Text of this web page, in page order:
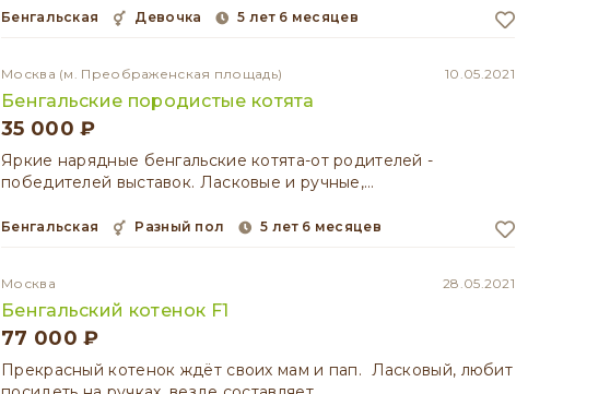
Бенгальская девочка 5 лет 6 месяцев
Москва (м. Преображенская площадь) 10.05.2021
Бенгальские породистые котята
35 000 ₽
Яркие нарядные бенгальские котята-от родителей -
победителей выставок. Ласковые и ручные,…
Бенгальская разный пол 5 лет 6 месяцев
Москва 28.05.2021
Бенгальский котенок F1
77 000 ₽
Прекрасный котенок ждёт своих мам и пап. Ласковый, любит